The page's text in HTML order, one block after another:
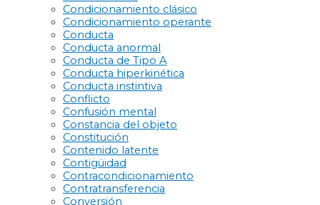
Condicionamiento clásico
Condicionamiento operante
Conducta
Conducta anormal
Conducta de Tipo A
Conducta hiperkinética
Conducta instintiva
Conflicto
Confusión mental
Constancia del objeto
Constitución
Contenido latente
Contigüidad
Contracondicionamiento
Contratransferencia
Conversión